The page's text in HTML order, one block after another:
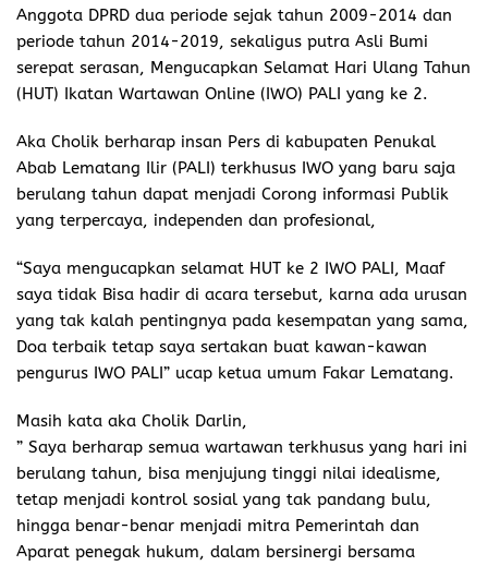
Anggota DPRD dua periode sejak tahun 2009-2014 dan
periode tahun 2014-2019, sekaligus putra Asli Bumi
serepat serasan, Mengucapkan Selamat Hari Ulang Tahun
(HUT) Ikatan Wartawan Online (IWO) PALI yang ke 2.
Aka Cholik berharap insan Pers di kabupaten Penukal
Abab Lematang Ilir (PALI) terkhusus IWO yang baru saja
berulang tahun dapat menjadi Corong informasi Publik
yang terpercaya, independen dan profesional,
“Saya mengucapkan selamat HUT ke 2 IWO PALI, Maaf
saya tidak Bisa hadir di acara tersebut, karna ada urusan
yang tak kalah pentingnya pada kesempatan yang sama,
Doa terbaik tetap saya sertakan buat kawan-kawan
pengurus IWO PALI” ucap ketua umum Fakar Lematang.
Masih kata aka Cholik Darlin,
” Saya berharap semua wartawan terkhusus yang hari ini
berulang tahun, bisa menjujung tinggi nilai idealisme,
tetap menjadi kontrol sosial yang tak pandang bulu,
hingga benar-benar menjadi mitra Pemerintah dan
Aparat penegak hukum, dalam bersinergi bersama